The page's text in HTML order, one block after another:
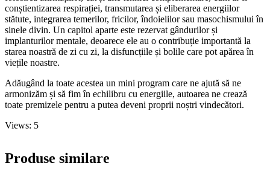
conștientizarea respirației, transmutarea și eliberarea energiilor
stătute, integrarea temerilor, fricilor, îndoielilor sau masochismului în
sinele divin. Un capitol aparte este rezervat gândurilor și
implanturilor mentale, deoarece ele au o contribuție importantă la
starea noastră de zi cu zi, la disfuncțiile și bolile care pot apărea în
viețile noastre.
Adăugând la toate acestea un mini program care ne ajută să ne
armonizăm și să fim în echilibru cu energiile, autoarea ne crează
toate premizele pentru a putea deveni proprii noștri vindecători.
Views: 5
Produse similare